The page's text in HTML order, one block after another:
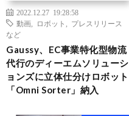
2022.12.27 19:28:58
動画
ロボット
プレスリリース
など
Gaussy、EC事業特化型物流
代行のディーエムソリューシ
ョンズに立体仕分けロボット
「Omni Sorter」納入